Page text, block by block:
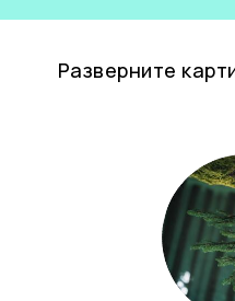
Разверните